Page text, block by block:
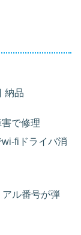
納品
で修理
fiドライバ消
アル番号が弾